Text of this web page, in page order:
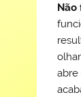
Não
abre